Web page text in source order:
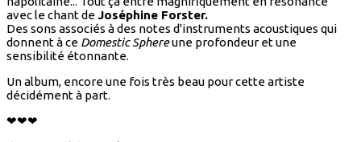
avec le chant de Joséphine Forster.
Des sons associés à des notes d'instruments acoustiques qui
donnent à ce Domestic Sphereune profondeur et une
sensibilité étonnante.
Un album, encore une fois très beau pour cette artiste
décidément à part.
❤❤❤